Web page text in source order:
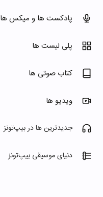
پادکست ها و میکس ها
پلی لیست ها
کتاب صوتی ها
ویدیو ها
جدیدترین ها در بیپ‌تونز
دنیای موسیقی بیپ‌تونز